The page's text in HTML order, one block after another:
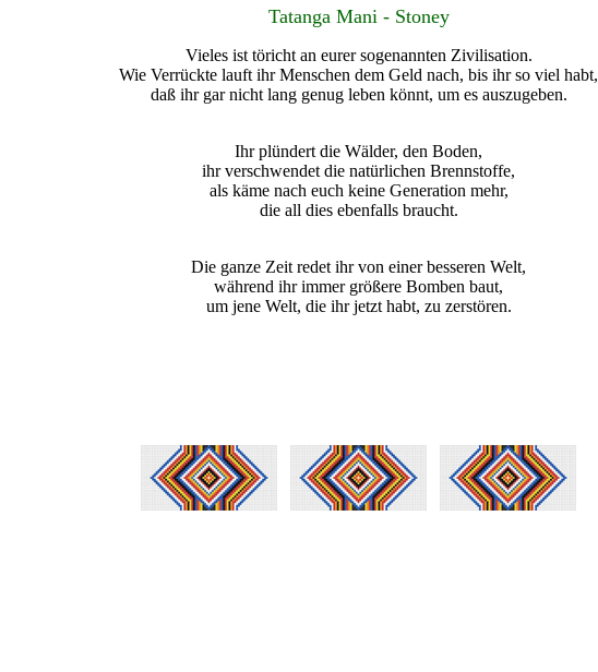
Tatanga Mani - Stoney
Vieles ist töricht an eurer sogenannten Zivilisation.
Wie Verrückte lauft ihr Menschen dem Geld nach, bis ihr so viel habt,
daß ihr gar nicht lang genug leben könnt, um es auszugeben.
Ihr plündert die Wälder, den Boden,
ihr verschwendet die natürlichen Brennstoffe,
als käme nach euch keine Generation mehr,
die all dies ebenfalls braucht.
Die ganze Zeit redet ihr von einer besseren Welt,
während ihr immer größere Bomben baut,
um jene Welt, die ihr jetzt habt, zu zerstören.